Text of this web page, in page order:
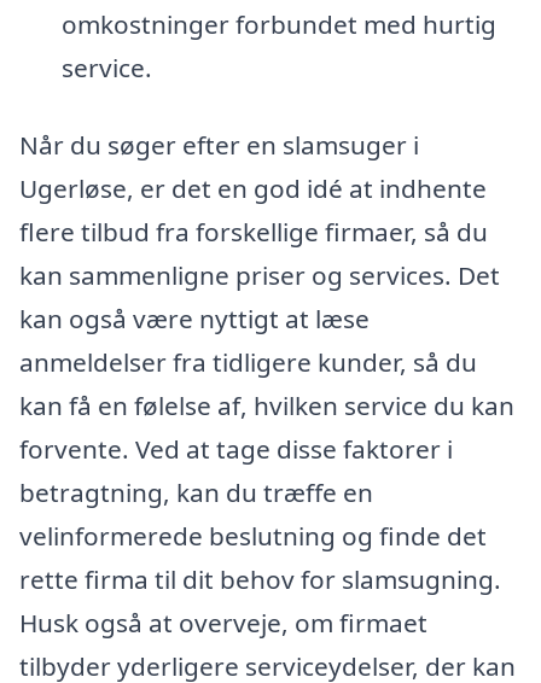
omkostninger forbundet med hurtig
service.
Når du søger efter en slamsuger i
Ugerløse, er det en god idé at indhente
flere tilbud fra forskellige firmaer, så du
kan sammenligne priser og services. Det
kan også være nyttigt at læse
anmeldelser fra tidligere kunder, så du
kan få en følelse af, hvilken service du kan
forvente. Ved at tage disse faktorer i
betragtning, kan du træffe en
velinformerede beslutning og finde det
rette firma til dit behov for slamsugning.
Husk også at overveje, om firmaet
tilbyder yderligere serviceydelser, der kan